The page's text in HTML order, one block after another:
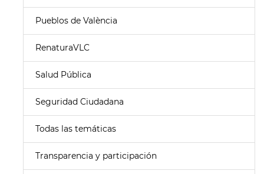
Pueblos de València
RenaturaVLC
Salud Pública
Seguridad Ciudadana
Todas las temáticas
Transparencia y participación